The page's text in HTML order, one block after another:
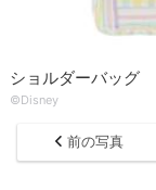
ショルダーバッグ
©Disney
前の写真